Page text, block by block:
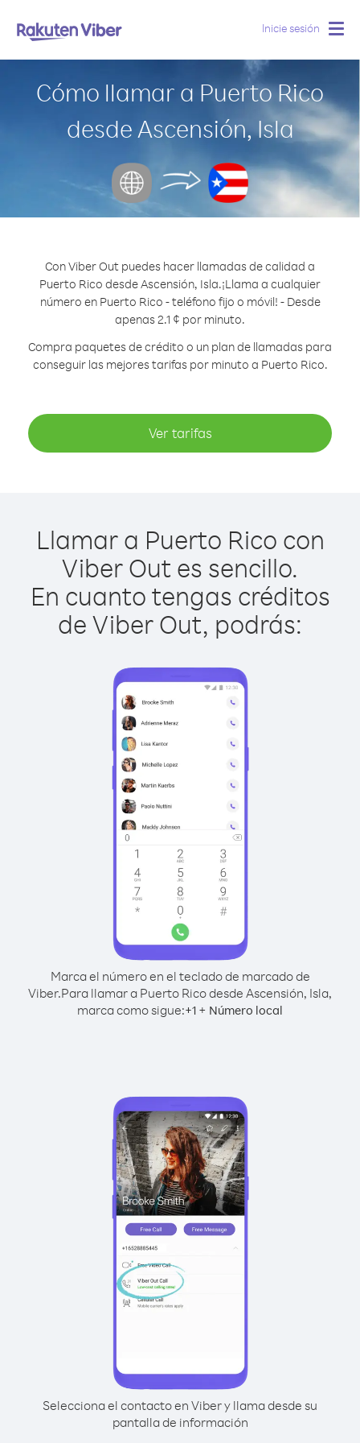
Inicie sesión
Cómo llamar a Puerto Rico
desde Ascensión, Isla
Con Viber Out puedes hacer llamadas de calidad a
Puerto Rico desde Ascensión, Isla.¡Llama a cualquier
número en Puerto Rico - teléfono fijo o móvil! - Desde
apenas 2.1 ¢ por minuto.
Compra paquetes de crédito o un plan de llamadas para
conseguir las mejores tarifas por minuto a Puerto Rico.
Ver tarifas
Llamar a Puerto Rico con
Viber Out es sencillo.
En cuanto tengas créditos
de Viber Out, podrás:
Marca el número en el teclado de marcado de
Viber.Para llamar a Puerto Rico desde Ascensión, Isla,
marca como sigue:+1 + Número local
Selecciona el contacto en Viber y llama desde su
pantalla de información